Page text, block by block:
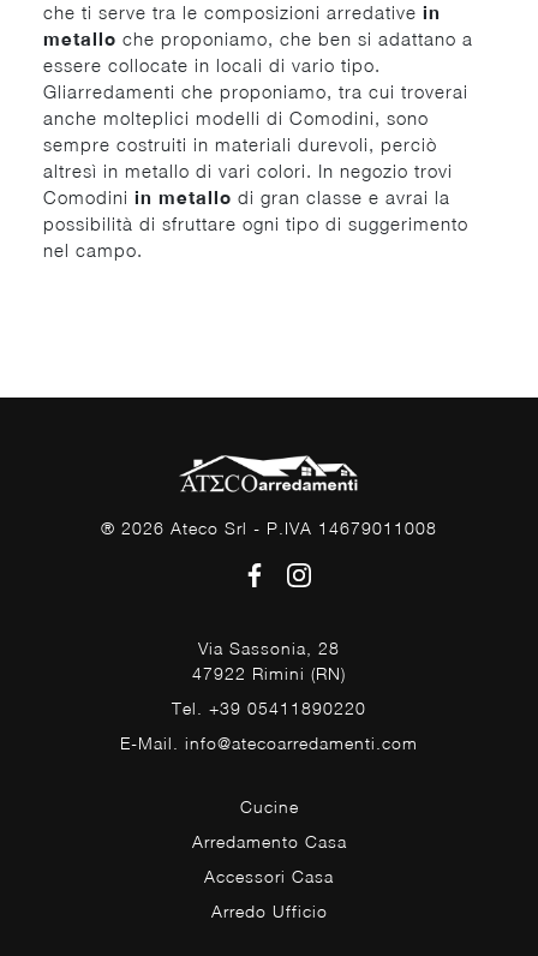
che ti serve tra le composizioni arredative in
metallo che proponiamo, che ben si adattano a
essere collocate in locali di vario tipo.
Gliarredamenti che proponiamo, tra cui troverai
anche molteplici modelli di Comodini, sono
sempre costruiti in materiali durevoli, perciò
altresì in metallo di vari colori. In negozio trovi
Comodini in metallo di gran classe e avrai la
possibilità di sfruttare ogni tipo di suggerimento
nel campo.
® 2026 Ateco Srl - P.IVA 14679011008
Via Sassonia, 28
47922 Rimini (RN)
Tel. +39 05411890220
E-Mail. info@atecoarredamenti.com
Cucine
Arredamento Casa
Accessori Casa
Arredo Ufficio